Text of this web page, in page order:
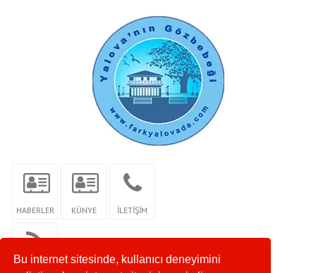
Bu internet sitesinde, kullanıcı deneyimini
HABERLER KÜNYE İLETİŞİM